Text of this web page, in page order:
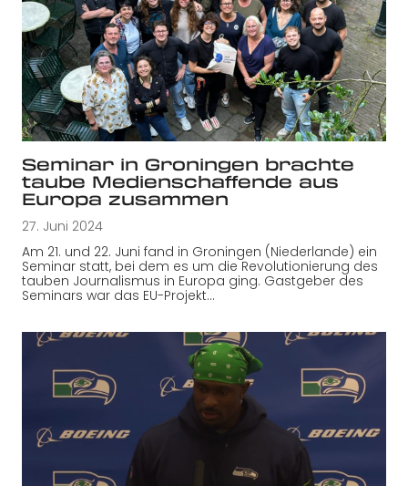
Seminar in Groningen brachte
taube Medienschaffende aus
Europa zusammen
27. Juni 2024
Am 21. und 22. Juni fand in Groningen (Niederlande) ein
Seminar statt, bei dem es um die Revolutionierung des
tauben Journalismus in Europa ging. Gastgeber des
Seminars war das EU-Projekt…